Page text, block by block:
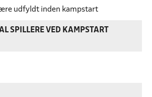
udfyldt inden kampstart
SPILLERE VED KAMPSTART